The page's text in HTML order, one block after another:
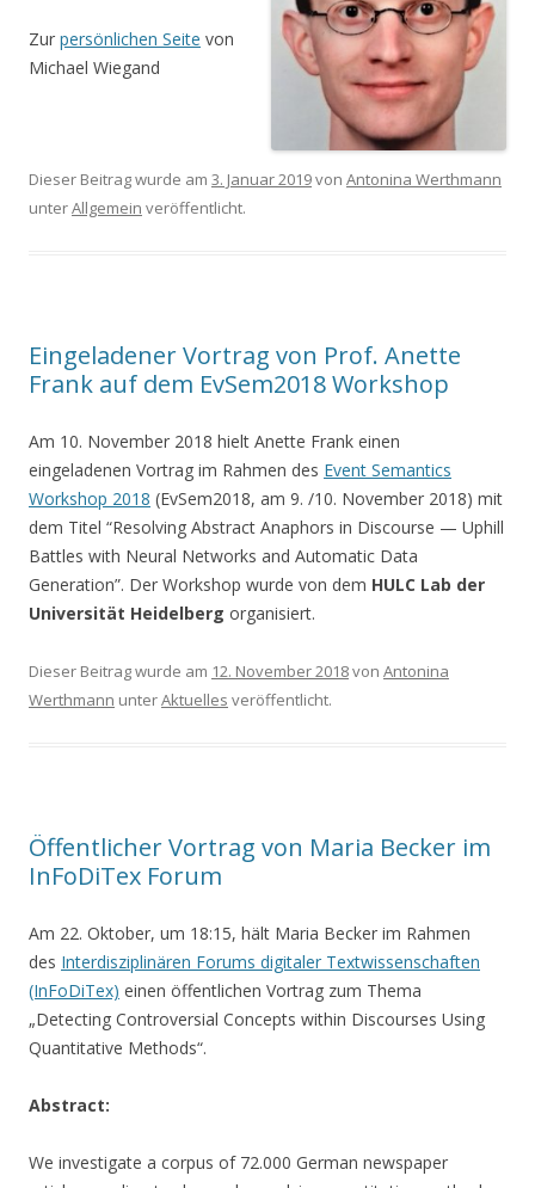
Zur persönlichen Seite von
Michael Wiegand
Dieser Beitrag wurde am 3. Januar 2019von Antonina Werthmann
unterAllgemein veröffentlicht.
Eingeladener Vortrag von Prof. Anette
Frank auf dem EvSem2018 Workshop
Am 10. November 2018 hielt Anette Frank einen
eingeladenen Vortrag im Rahmen des Event Semantics
Workshop 2018 (EvSem2018, am 9. /10. November 2018) mit
dem Titel “Resolving Abstract Anaphors in Discourse — Uphill
Battles with Neural Networks and Automatic Data
Generation”. Der Workshop wurde von dem HULC Lab der
Universität Heidelberg organisiert.
Dieser Beitrag wurde am 12. November 2018von Antonina
Werthmann unterAktuelles veröffentlicht.
Öffentlicher Vortrag von Maria Becker im
InFoDiTex Forum
Am 22. Oktober, um 18:15, hält Maria Becker im Rahmen
des Interdisziplinären Forums digitaler Textwissenschaften
(InFoDiTex) einen öffentlichen Vortrag zum Thema
„Detecting Controversial Concepts within Discourses Using
Quantitative Methods“.
Abstract:
We investigate a corpus of 72.000 German newspaper